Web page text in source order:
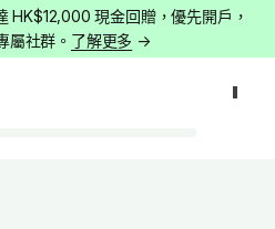
HK$12,000 現金回贈，優先開戶，
屬社群。 了解更多 →
收款方式、費用與降低成本技巧